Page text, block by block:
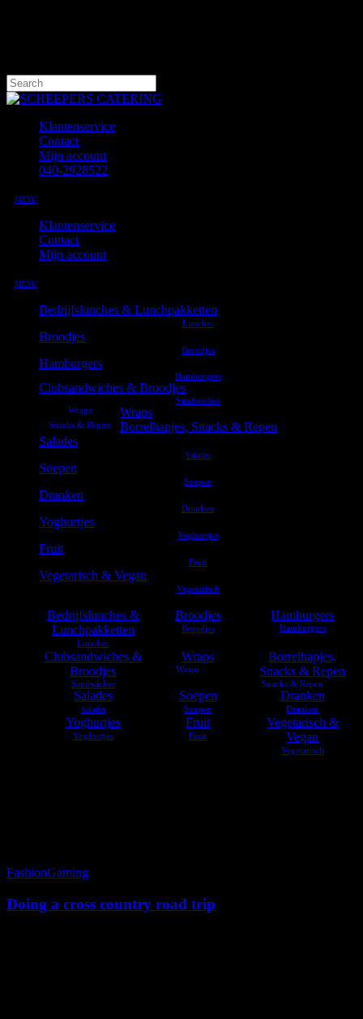
Close
Klantenservice
Contact
Mijn account
040-2928522
MENU
Klantenservice
Contact
Mijn account
MENU
Bedrijfslunches & Lunchpakketten
Broodjes
Hamburgers
Clubsandwiches & Broodjes
Wraps
Borrelhapjes, Snacks & Repen
Salades
Soepen
Dranken
Yoghurtjes
Fruit
Vegetarisch & Vegan
Bedrijfslunches &
Lunchpakketten
Broodjes Hamburgers
Clubsandwiches &
Broodjes
Wraps
Borrelhapjes,
Snacks & Repen
Salades
Soepen
Dranken
Yoghurtjes
Fruit
Vegetarisch &
Vegan
Doing
cross
country
FashionGaming
Doing a cross country road trip